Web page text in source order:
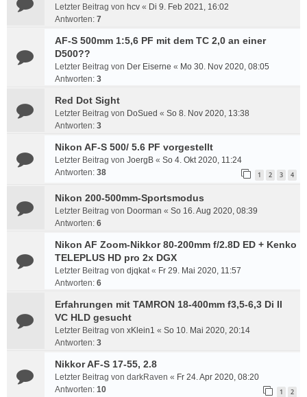
Letzter Beitrag von hcv « Di 9. Feb 2021, 16:02
Antworten: 7
AF-S 500mm 1:5,6 PF mit dem TC 2,0 an einer
D500??
Letzter Beitrag von Der Eiserne « Mo 30. Nov 2020, 08:05
Antworten: 3
Red Dot Sight
Letzter Beitrag von DoSued « So 8. Nov 2020, 13:38
Antworten: 3
Nikon AF-S 500/ 5.6 PF vorgestellt
Letzter Beitrag von JoergB « So 4. Okt 2020, 11:24
Antworten: 38 1 2 3 4
Nikon 200-500mm-Sportsmodus
Letzter Beitrag von Doorman « So 16. Aug 2020, 08:39
Antworten: 6
Nikon AF Zoom-Nikkor 80-200mm f/2.8D ED + Kenko
TELEPLUS HD pro 2x DGX
Letzter Beitrag von djqkat« Fr 29. Mai 2020, 11:57
Antworten: 6
Erfahrungen mit TAMRON 18-400mm f3,5-6,3 Di II
VC HLD gesucht
Letzter Beitrag von xKlein1 « So 10. Mai 2020, 20:14
Antworten: 3
Nikkor AF-S 17-55, 2.8
Letzter Beitrag von darkRaven « Fr 24. Apr 2020, 08:20
Antworten: 10 1 2